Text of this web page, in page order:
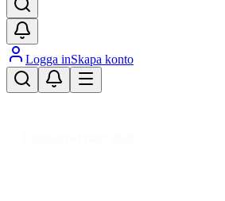
Logga inSkapa konto